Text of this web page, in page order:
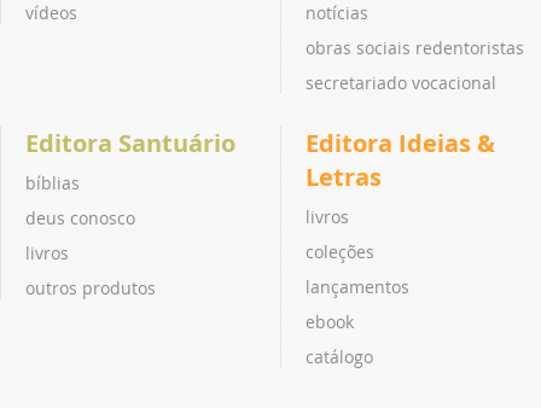
vídeos
notícias
obras sociais redentoristas
secretariado vocacional
Editora Santuário
bíblias
deus conosco
livros
outros produtos
Editora Ideias &
Letras
livros
coleções
lançamentos
ebook
catálogo